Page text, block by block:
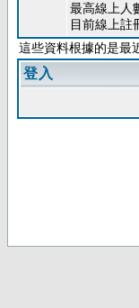
最高線上人
目前線上註
這些資料根據的是最
登入